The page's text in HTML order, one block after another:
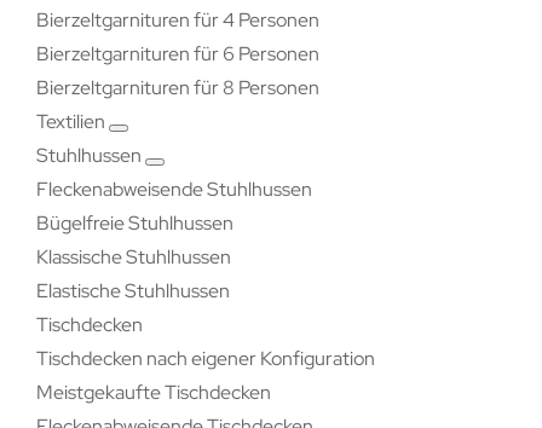
Bierzeltgarnituren für 4 Personen
Bierzeltgarnituren für 6 Personen
Bierzeltgarnituren für 8 Personen
Textilien
Stuhlhussen
Fleckenabweisende Stuhlhussen
Bügelfreie Stuhlhussen
Klassische Stuhlhussen
Elastische Stuhlhussen
Tischdecken
Tischdecken nach eigener Konfiguration
Meistgekaufte Tischdecken